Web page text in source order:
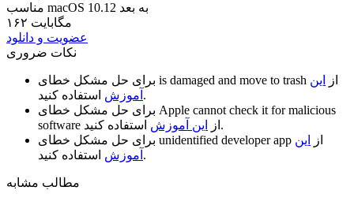
مناسب macOS 10.12 به بعد
۱۶۲ مگابایت
عضویت و دانلود
نکات ضروری
is damaged and move to trash از
این
آموزش استفاده کنید.
Apple cannot check it for malicious
software
از این آموزش
استفاده کنید.
unidentified developer app از
این
آموزش استفاده کنید.
مطالب مشابه